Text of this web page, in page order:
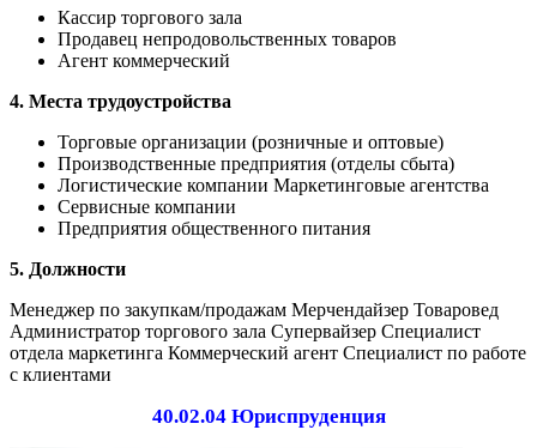
Кассир торгового зала
Продавец непродовольственных товаров
Агент коммерческий
4. Места трудоустройства
Торговые организации (розничные и оптовые)
Производственные предприятия (отделы сбыта)
Логистические компании Маркетинговые агентства
Сервисные компании
Предприятия общественного питания
5. Должности
Менеджер по закупкам/продажам Мерчендайзер Товаровед
Администратор торгового зала Супервайзер Специалист
отдела маркетинга Коммерческий агент Специалист по работе
с клиентами
40.02.04 Юриспруденция